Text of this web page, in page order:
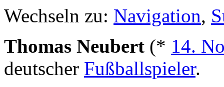
Wechseln zu: Navigation,
Thomas Neubert (* 14.
deutscher Fußballspieler.